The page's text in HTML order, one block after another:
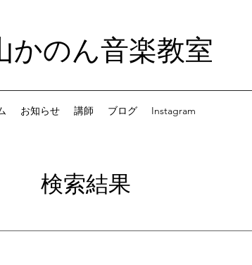
かのん音楽教室
お知らせ 講師 ブログ Instagram
検索結果